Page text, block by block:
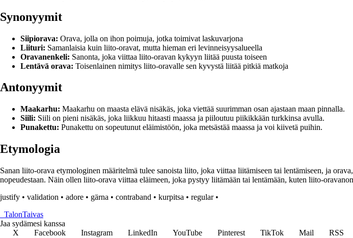
Synonyymit
Siipiorava: Orava, jolla on ihon poimuja, jotka toimivat laskuvarjona
Liituri: Samanlaisia kuin liito-oravat, mutta hieman eri levinneisyysalueella
Oravanenkeli: Sanonta, joka viittaa liito-oravan kykyyn liitää puusta toiseen
Lentävä orava: Toisenlainen nimitys liito-oravalle sen kyvystä liitää pitkiä matkoja
Antonyymit
Maakarhu: Maakarhu on maasta elävä nisäkäs, joka viettää suurimman osan ajastaan maan pinnalla.
Siili: Siili on pieni nisäkäs, joka liikkuu hitaasti maassa ja piiloutuu piikikkään turkkinsa avulla.
Punakettu: Punakettu on sopeutunut eläimistöön, joka metsästää maassa ja voi kiivetä puihin.
Etymologia
Sanan liito-orava etymologinen määritelmä tulee sanoista liito, joka viittaa liitämiseen tai lentämiseen, ja
nopeudestaan. Näin ollen liito-orava viittaa eläimeen, joka pystyy liitämään tai lentämään, kuten liito-
justify • validation • adore • gärna • contraband • kurpitsa • regular•
TalonTaivas
Jaa sydämesi kanssa
X
Facebook Instagram LinkedIn YouTube Pinterest TikTok Mail
RSS